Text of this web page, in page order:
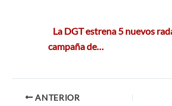
La DGT estrena 5 nuevos
campaña de…
ANTERIOR